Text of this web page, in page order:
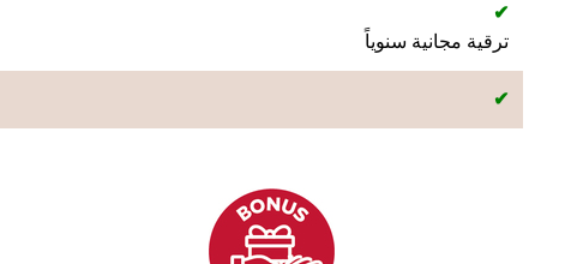
✔
ترقية مجانية سنوياً
✔